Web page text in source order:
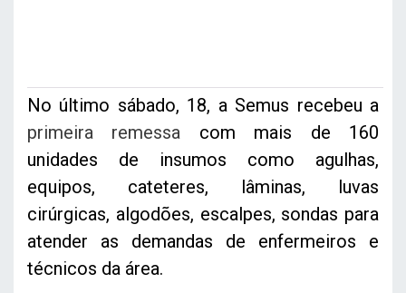
No último sábado, 18, a Semus recebeu a
primeira remessa com mais de 160
unidades de insumos como agulhas,
equipos, cateteres, lâminas, luvas
cirúrgicas, algodões, escalpes, sondas para
atender as demandas de enfermeiros e
técnicos da área.